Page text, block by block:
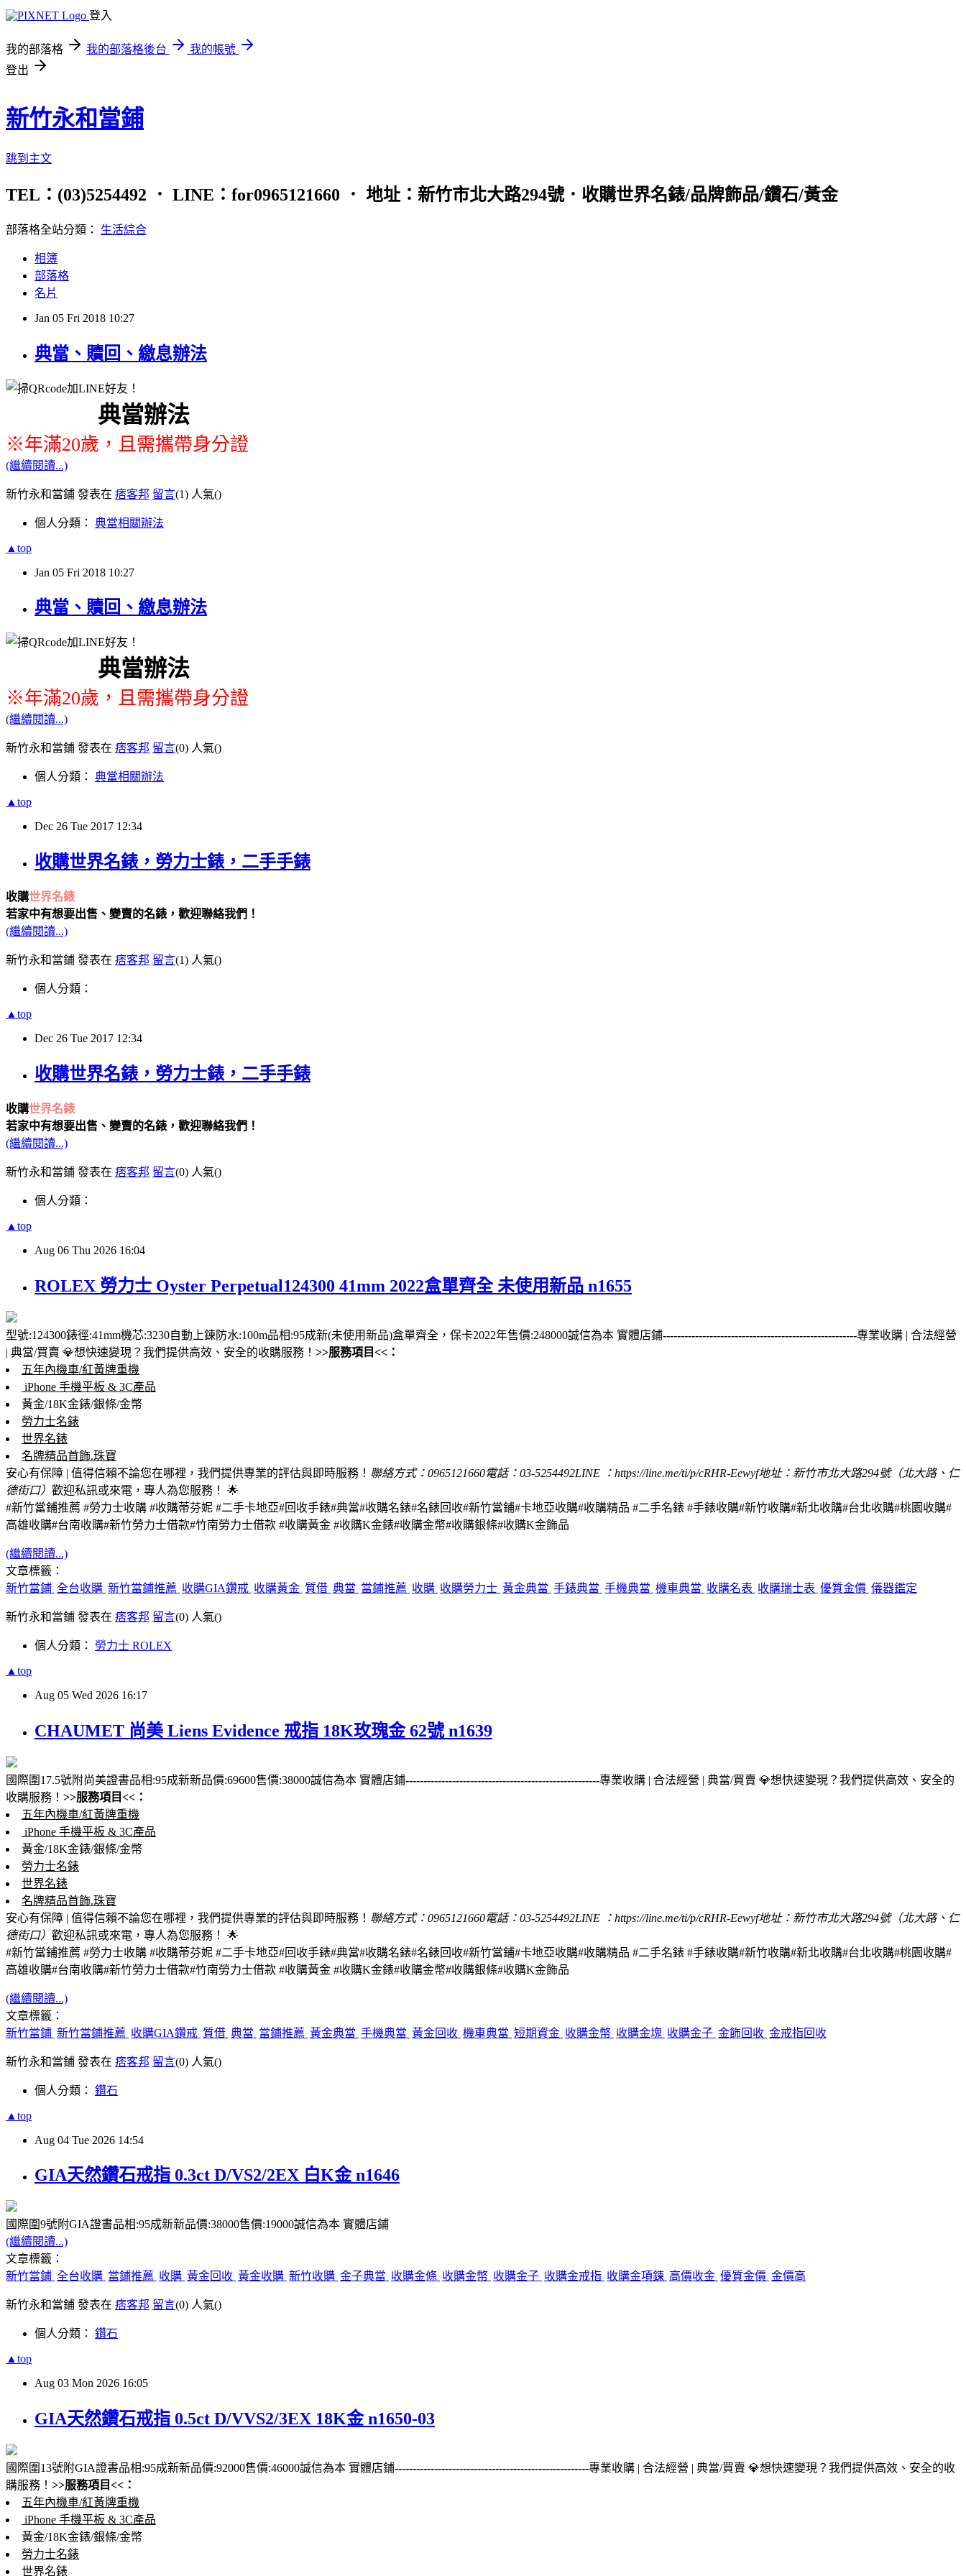
登入
我的部落格 我的部落格後台
我的帳號
登出
新竹永和當鋪
跳到主文
TEL：(03)5254492 ． LINE：for0965121660 ． 地址：新竹市北大路294號．收購世界名錶/品牌飾品/鑽石/黃金
部落格全站分類： 生活綜合
相簿
部落格
名片
Jan 05 Fri 2018 10:27
典當、贖回、繳息辦法
典當辦法
※年滿20歲，且需攜帶身分證
(繼續閱讀...)
新竹永和當鋪 發表在 痞客邦 留言(1) 人氣()
個人分類： 典當相關辦法
▲top
Jan 05 Fri 2018 10:27
典當、贖回、繳息辦法
典當辦法
※年滿20歲，且需攜帶身分證
(繼續閱讀...)
新竹永和當鋪 發表在 痞客邦 留言(0) 人氣()
個人分類： 典當相關辦法
▲top
Dec 26 Tue 2017 12:34
收購世界名錶，勞力士錶，二手手錶
收購世界名錶
若家中有想要出售、變賣的名錶，歡迎聯絡我們！
(繼續閱讀...)
新竹永和當鋪 發表在 痞客邦 留言(1) 人氣()
個人分類：
▲top
Dec 26 Tue 2017 12:34
收購世界名錶，勞力士錶，二手手錶
收購世界名錶
若家中有想要出售、變賣的名錶，歡迎聯絡我們！
(繼續閱讀...)
新竹永和當鋪 發表在 痞客邦 留言(0) 人氣()
個人分類：
▲top
Aug 06 Thu 2026 16:04
ROLEX 勞力士 Oyster Perpetual124300 41mm 2022盒單齊全 未使用新品 n1655
型號:124300錶徑:41mm機芯:3230自動上鍊防水:100m品相:95成新(未使用新品)盒單齊全，保卡2022年售價:248000誠信為本 實體店鋪------------------------------------------------------專業收購 | 合法經營
| 典當/買賣 💎想快速變現？我們提供高效、安全的收購服務！ >>服務項目<<：
五年內機車/紅黃牌重機
iPhone 手機平板 & 3C產品
黃金/18K金錶/銀條/金幣
勞力士名錶
世界名錶
名牌精品首飾.珠寶
安心有保障 | 值得信賴不論您在哪裡，我們提供專業的評估與即時服務！ 聯絡方式：0965121660電話：03-5254492LINE ：https://line.me/ti/p/cRHR-Eewyf地址：新竹市北大路294號（北大路、仁
德街口） 歡迎私訊或來電，專人為您服務！ 🌟
#新竹當鋪推薦 #勞力士收購 #收購蒂芬妮 #二手卡地亞#回收手錶#典當#收購名錶#名錶回收#新竹當鋪#卡地亞收購#收購精品 #二手名錶 #手錶收購#新竹收購#新北收購#台北收購#桃園收購#
高雄收購#台南收購#新竹勞力士借款#竹南勞力士借款 #收購黃金 #收購K金錶#收購金幣#收購銀條#收購K金飾品
(繼續閱讀...)
文章標籤：
新竹當鋪 全台收購 新竹當鋪推薦 收購GIA鑽戒 收購黃金 質借 典當 當鋪推薦 收購 收購勞力士 黃金典當 手錶典當 手機典當 機車典當 收購名表 收購瑞士表 優質金價 儀器鑑定
新竹永和當鋪 發表在 痞客邦 留言(0) 人氣()
個人分類： 勞力士 ROLEX
▲top
Aug 05 Wed 2026 16:17
CHAUMET 尚美 Liens Evidence 戒指 18K玫瑰金 62號 n1639
國際圍17.5號附尚美證書品相:95成新新品價:69600售價:38000誠信為本 實體店鋪------------------------------------------------------專業收購 | 合法經營 | 典當/買賣 💎想快速變現？我們提供高效、安全的
收購服務！ >>服務項目<<：
五年內機車/紅黃牌重機
iPhone 手機平板 & 3C產品
黃金/18K金錶/銀條/金幣
勞力士名錶
世界名錶
名牌精品首飾.珠寶
安心有保障 | 值得信賴不論您在哪裡，我們提供專業的評估與即時服務！ 聯絡方式：0965121660電話：03-5254492LINE ：https://line.me/ti/p/cRHR-Eewyf地址：新竹市北大路294號（北大路、仁
德街口） 歡迎私訊或來電，專人為您服務！ 🌟
#新竹當鋪推薦 #勞力士收購 #收購蒂芬妮 #二手卡地亞#回收手錶#典當#收購名錶#名錶回收#新竹當鋪#卡地亞收購#收購精品 #二手名錶 #手錶收購#新竹收購#新北收購#台北收購#桃園收購#
高雄收購#台南收購#新竹勞力士借款#竹南勞力士借款 #收購黃金 #收購K金錶#收購金幣#收購銀條#收購K金飾品
(繼續閱讀...)
文章標籤：
新竹當鋪 新竹當鋪推薦 收購GIA鑽戒 質借 典當 當鋪推薦 黃金典當 手機典當 黃金回收 機車典當 短期資金 收購金幣 收購金塊 收購金子 金飾回收 金戒指回收
新竹永和當鋪 發表在 痞客邦 留言(0) 人氣()
個人分類： 鑽石
▲top
Aug 04 Tue 2026 14:54
GIA天然鑽石戒指 0.3ct D/VS2/2EX 白K金 n1646
國際圍9號附GIA證書品相:95成新新品價:38000售價:19000誠信為本 實體店鋪
(繼續閱讀...)
文章標籤：
新竹當鋪 全台收購 當鋪推薦 收購 黃金回收 黃金收購 新竹收購 金子典當 收購金條 收購金幣 收購金子 收購金戒指 收購金項鍊 高價收金 優質金價 金價高
新竹永和當鋪 發表在 痞客邦 留言(0) 人氣()
個人分類： 鑽石
▲top
Aug 03 Mon 2026 16:05
GIA天然鑽石戒指 0.5ct D/VVS2/3EX 18K金 n1650-03
國際圍13號附GIA證書品相:95成新新品價:92000售價:46000誠信為本 實體店鋪------------------------------------------------------專業收購 | 合法經營 | 典當/買賣 💎想快速變現？我們提供高效、安全的收
購服務！ >>服務項目<<：
五年內機車/紅黃牌重機
iPhone 手機平板 & 3C產品
黃金/18K金錶/銀條/金幣
勞力士名錶
世界名錶